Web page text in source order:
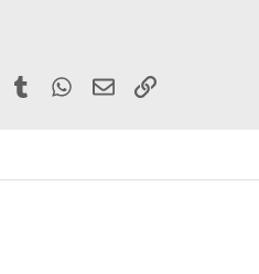
PinterestTumblr WhatsApp
EmailLink